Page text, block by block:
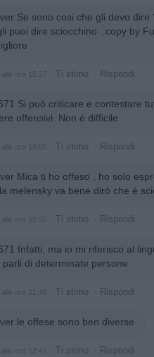
Se sono cosi che gli devo dire
puoi dire sciocchino ..copy by
ore 15:27 Ti stimo Rispondi
Si può criticare e contestare
offensivi. Non è difficile
ore 19:05 Ti stimo Rispondi
Mica ti ho offeso , ho solo
melensky va bene dirò che è
ore 20:56 Ti stimo Rispondi
Infatti, ma io mi riferisco al
parli di determinate persone
ore 21:46 Ti stimo Rispondi
le offese sono ben diverse
ore 12:41 Ti stimo Rispondi